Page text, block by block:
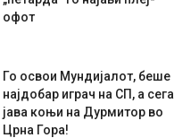
офот
Го освои Мундијалот, беше
најдобар играч на СП, а сега
јава коњи на Дурмитор во
Црна Гора!